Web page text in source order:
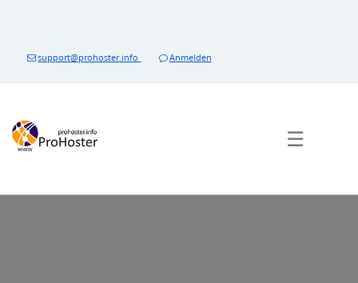
support@prohoster.info Anmelden
☰